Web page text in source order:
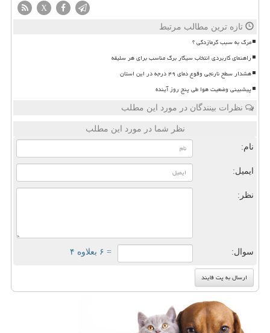
X
تازه ترین مطالب مرتبط
مرگ به سبب گرمازدگی ؟
راهنمای کاربردی انتخاب سیگار برگ مناسب برای هر سلیقه
هشدار سطح نارنجی وقوع دمای ۴۹ درجه در این استان
پیشبینی وضعیت هوا طی پنج روز آینده
نظرات بینندگان در مورد این مطلب
نظر شما در مورد این مطلب
نام:
ایمیل:
نظر:
سوال: = ۶ بعلاوه ۴